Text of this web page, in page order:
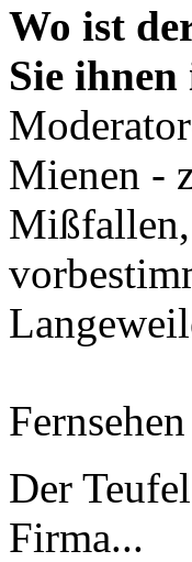
Wo ist
Sie
Mienen -
Der
Firma...